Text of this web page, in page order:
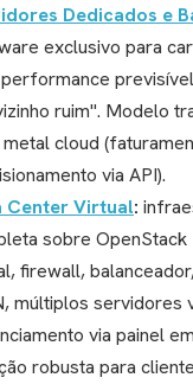
Dedicados e
exclusivo para
ruim". Modelo
cloud
via API).
Center Virtual:
sobre
firewall,
múltiplos servidores
via painel
robusta para